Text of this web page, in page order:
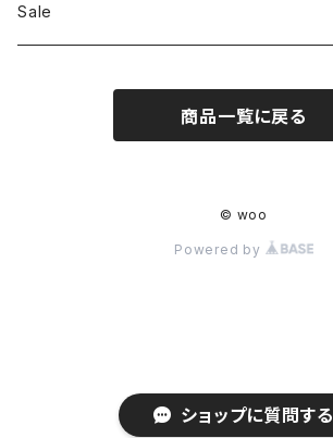
ショップに質問する
Shoes
Sale
商品一覧に戻る
© woo
Powered by